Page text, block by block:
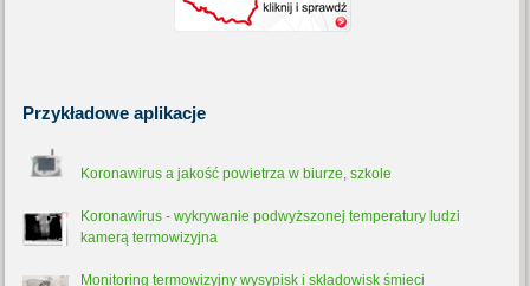
Przykładowe aplikacje
Koronawirus a jakość powietrza w biurze, szkole
Koronawirus - wykrywanie podwyższonej temperatury ludzi
kamerą termowizyjna
Monitoring termowizyjny wysypisk i składowisk śmieci